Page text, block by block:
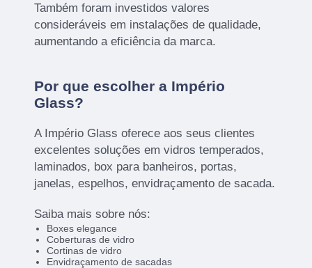
Também foram investidos valores
consideráveis em instalações de qualidade,
aumentando a eficiência da marca.
Por que escolher a Império
Glass?
A Império Glass oferece aos seus clientes
excelentes soluções em vidros temperados,
laminados, box para banheiros, portas,
janelas, espelhos, envidraçamento de sacada.
Saiba mais sobre nós:
Boxes elegance
Coberturas de vidro
Cortinas de vidro
Envidraçamento de sacadas